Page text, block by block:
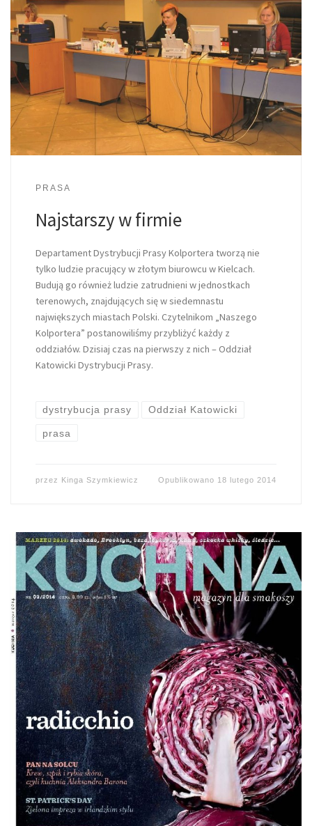
PRASA
Najstarszy w firmie
Departament Dystrybucji Prasy Kolportera tworzą nie
tylko ludzie pracujący w złotym biurowcu w Kielcach.
Budują go również ludzie zatrudnieni w jednostkach
terenowych, znajdujących się w siedemnastu
największych miastach Polski. Czytelnikom „Naszego
Kolportera” postanowiliśmy przybliżyć każdy z
oddziałów. Dzisiaj czas na pierwszy z nich – Oddział
Katowicki Dystrybucji Prasy.
dystrybucja prasy Oddział Katowicki
prasa
przez Kinga Szymkiewicz Opublikowano 18 lutego 2014